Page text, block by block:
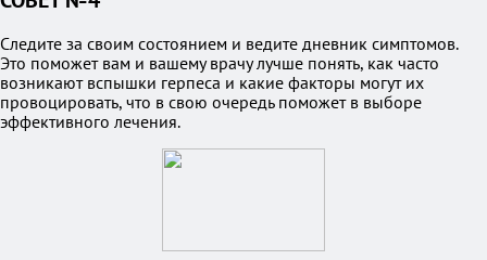
Следите за своим состоянием и ведите дневник симптомов.
Это поможет вам и вашему врачу лучше понять, как часто
возникают вспышки герпеса и какие факторы могут их
провоцировать, что в свою очередь поможет в выборе
эффективного лечения.